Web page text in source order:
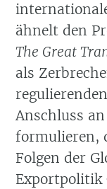
ähnelt den
The Great
als
Anschluss
formulieren,
Folgen der
Exportpolitik